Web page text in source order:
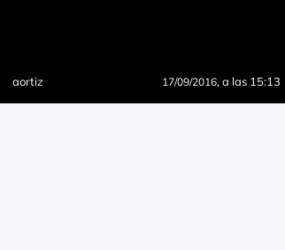
aortiz 17/09/2016, a las 15:13